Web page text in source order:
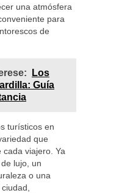
una atmósfera
para
de
Los
Guía
turísticos en
que
viajero. Ya
lujo, un
o una